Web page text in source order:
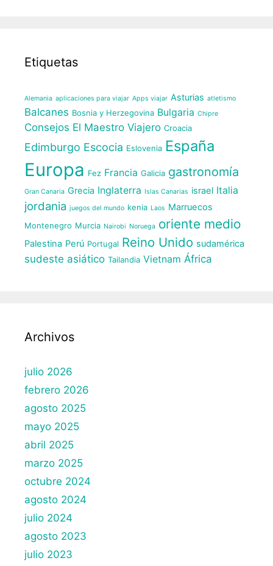
Etiquetas
Alemania aplicaciones para viajar Apps viajar Asturias atletismo
Balcanes Bosnia y Herzegovina Bulgaria Chipre
Consejos El Maestro Viajero Croacia
Edimburgo Escocia Eslovenia España
Europa Fez Francia Galicia gastronomía
Gran Canaria Grecia Inglaterra Islas Canarias israel Italia
jordania juegos del mundo kenia Laos Marruecos
Montenegro Murcia Nairobi Noruega oriente medio
Palestina Perú Portugal Reino Unido sudamérica
sudeste asiático Tailandia Vietnam África
Archivos
julio 2026
febrero 2026
agosto 2025
mayo 2025
abril 2025
marzo 2025
octubre 2024
agosto 2024
julio 2024
agosto 2023
julio 2023